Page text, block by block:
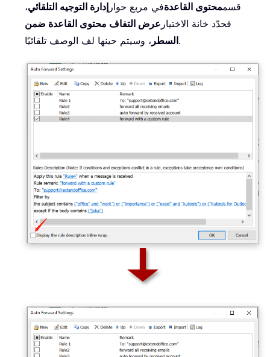
قسممحتوى القاعدةفي مربع حوار إدارة التوجيه التلقائي،
فحدّد خانة الاختيار عرض التفاف محتوى القاعدة ضمن
السطر، وسيتم حينها لف الوصف تلقائيًا.